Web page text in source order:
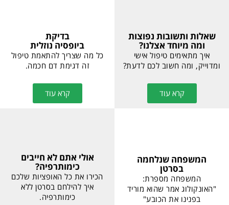
שאלות ותשובות נפוצות
ומה מיוחד אצלנו?
איך מתאימים טיפול אישי
ומדוייק, ומה חשוב לכם לדעת?
קרא עוד
בדיקת
ביופסיה נוזלית
כל מה שצריך להתאמת טיפול
זה דגימת דם חכמה.
קרא עוד
המשפחה שנלחמה
בסרטן
המשפחה מספרת:
"האונקולוג אמר שהוא מוריד
בפנינו את הכובע"
אולי אתם לא חייבים
כימותרפיה?
הכירו את כל האופציות שלכם
איך להילחם בסרטן ללא
כימותרפיה.